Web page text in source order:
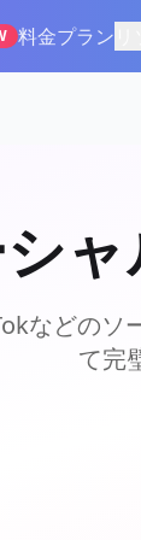
料金プラン
などのソ
て完